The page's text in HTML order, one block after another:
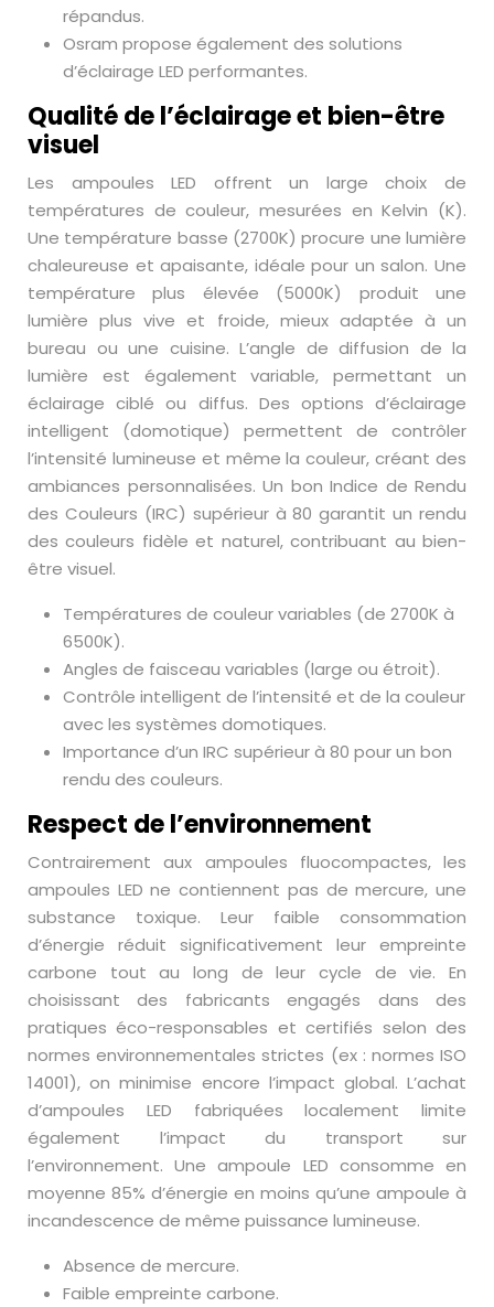
répandus.
Osram propose également des solutions
d’éclairage LED performantes.
Qualité de l’éclairage et bien-être
visuel
Les ampoules LED offrent un large choix de
températures de couleur, mesurées en Kelvin (K).
Une température basse (2700K) procure une lumière
chaleureuse et apaisante, idéale pour un salon. Une
température plus élevée (5000K) produit une
lumière plus vive et froide, mieux adaptée à un
bureau ou une cuisine. L’angle de diffusion de la
lumière est également variable, permettant un
éclairage ciblé ou diffus. Des options d’éclairage
intelligent (domotique) permettent de contrôler
l’intensité lumineuse et même la couleur, créant des
ambiances personnalisées. Un bon Indice de Rendu
des Couleurs (IRC) supérieur à 80 garantit un rendu
des couleurs fidèle et naturel, contribuant au bien-
être visuel.
Températures de couleur variables (de 2700K à
6500K).
Angles de faisceau variables (large ou étroit).
Contrôle intelligent de l’intensité et de la couleur
avec les systèmes domotiques.
Importance d’un IRC supérieur à 80 pour un bon
rendu des couleurs.
Respect de l’environnement
Contrairement aux ampoules fluocompactes, les
ampoules LED ne contiennent pas de mercure, une
substance toxique. Leur faible consommation
d’énergie réduit significativement leur empreinte
carbone tout au long de leur cycle de vie. En
choisissant des fabricants engagés dans des
pratiques éco-responsables et certifiés selon des
normes environnementales strictes (ex : normes ISO
14001), on minimise encore l’impact global. L’achat
d’ampoules LED fabriquées localement limite
également l’impact du transport sur
l’environnement. Une ampoule LED consomme en
moyenne 85% d’énergie en moins qu’une ampoule à
incandescence de même puissance lumineuse.
Absence de mercure.
Faible empreinte carbone.